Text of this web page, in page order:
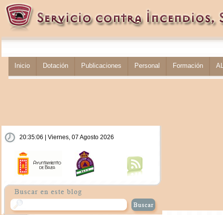
Inicio Dotación Publicaciones Personal Formación
20:35:07 | Viernes, 07 Agosto 2026